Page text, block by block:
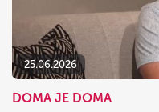
25.06.2026
DOMA JE DOMA